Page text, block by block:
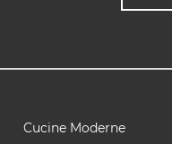
Cucine Moderne